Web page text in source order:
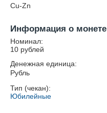
Cu-Zn
Информация о монете
Номинал:
10 рублей
Денежная единица:
Рубль
Тип (чекан):
Юбилейные